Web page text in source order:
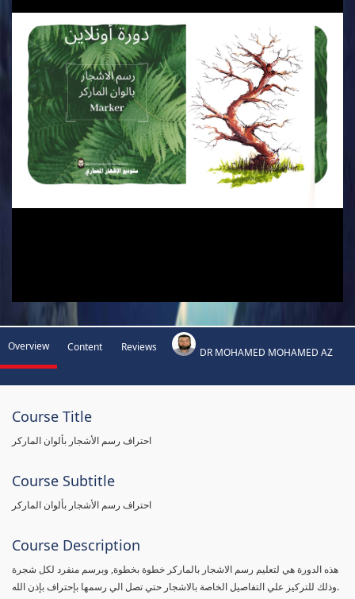
Overview Content Reviews DR MOHAMED MOHAMED AZ
Course Title
احتراف رسم الأشجار بألوان الماركر
Course Subtitle
احتراف رسم الأشجار بألوان الماركر
Course Description
هذه الدورة هي لتعليم رسم الاشجار بالماركر خطوة بخطوة, وبرسم منفرد لكل شجرة
وذلك للتركيز علي التفاصيل الخاصة بالاشجار حتي تصل الي رسمها بإحتراف بإذن الله.